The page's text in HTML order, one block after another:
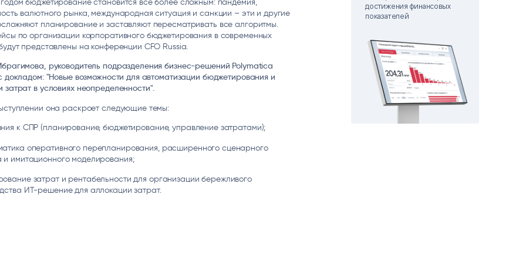
И ТЕКСТОВЫЕ БОТЫ
Преферентум
ИНТЕЛЛЕКТУАЛЬНАЯ ОБРАБОТКА
ТЕКСТА
MD Audit
КОНТРОЛЬ ОПЕРАЦИОННОЙ
ДЕЯТЕЛЬНОСТИ
Polymatica
ИНСТРУМЕНТЫ АНАЛИТИКИ
валютного рынка, международная ситуация и санкции – эти и другие
планирование и заставляют пересматривать все алгоритмы.
по организации корпоративного бюджетирования в современных
представлены на конференции CFO Russia.
руководитель подразделения бизнес-решений Polymatica
докладом: "Новые возможности для автоматизации бюджетирования и
затрат в условиях неопределенности".
она раскроет следующие темы:
к СПР (планирование, бюджетирование, управление затратами);
оперативного перепланирования, расширенного сценарного
и имитационного моделирования;
затрат и рентабельности для организации бережливого
ИТ-решение для аллокации затрат.
достижения финансовых
показателей